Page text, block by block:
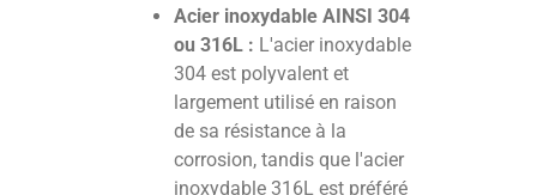
Acier inoxydable AINSI 304
ou 316L : L'acier inoxydable
304 est polyvalent et
largement utilisé en raison
de sa résistance à la
corrosion, tandis que l'acier
inoxydable 316L est préféré